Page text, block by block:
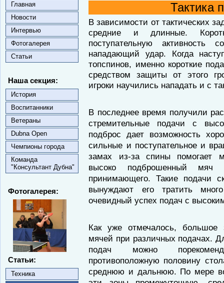
Главная
Новости
Интервью
Фотогалерея
Статьи
Наша секция:
История
Воспитанники
Ветераны
Dubna Open
Чемпионы города
Команда
"Консультант Дубна"
Фотогалерея:
Статьи:
Техника
Тактика
В зависимости от тактических
средние и длинные.
поступательную активность
нападающий удар. Когда
топспинов, именно короткие
средством защиты от этого
игроки научились нападать и с
В последнее время получили
стремительные подачи с
подброс дает возможность
сильные и поступательное и
замах из-за спины помогает
высоко подброшенный мяч
принимающего. Такие подачи
вынуждают его тратить
очевидный успех подач с
Как уже отмечалось, большое
мячей при различных подачах.
подач можно
противоположную половину
среднюю и дальнюю. По мере